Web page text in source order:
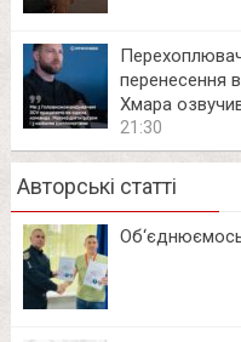
перенесення
Хмара
21:30
Авторські статті